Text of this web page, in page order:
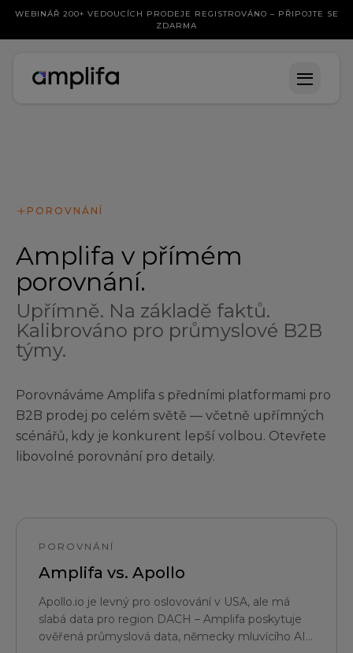
WEBINÁŘ 200+ VEDOUCÍCH PRODEJE REGISTROVÁNO – PŘIPOJTE SE
ZDARMA
POROVNÁNÍ
Amplifa v přímém
porovnání.
Upřímně. Na základě faktů.
Kalibrováno pro průmyslové B2B
týmy.
Porovnáváme Amplifa s předními platformami pro
B2B prodej po celém světě — včetně upřímných
scénářů, kdy je konkurent lepší volbou. Otevřete
libovolné porovnání pro detaily.
POROVNÁNÍ
Amplifa vs. Apollo
Apollo.io je levný pro oslovování v USA, ale má
slabá data pro region DACH – Amplifa poskytuje
ověřená průmyslová data, německy mluvícího AI